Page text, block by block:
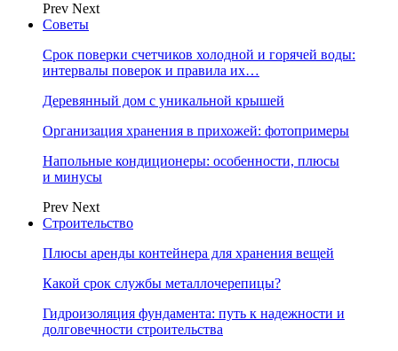
Prev Next
Советы
Срок поверки счетчиков холодной и горячей воды:
интервалы поверок и правила их…
Деревянный дом с уникальной крышей
Организация хранения в прихожей: фотопримеры
Напольные кондиционеры: особенности, плюсы
и минусы
Prev Next
Строительство
Плюсы аренды контейнера для хранения вещей
Какой срок службы металлочерепицы?
Гидроизоляция фундамента: путь к надежности и
долговечности строительства